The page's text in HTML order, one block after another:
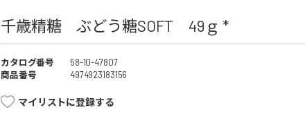
千歳精糖 ぶどう糖SOFT 49ｇ *
カタログ番号
58-10-47807
商品番号
4974923183156
マイリストに登録する